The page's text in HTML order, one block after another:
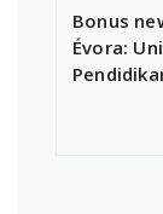
Bonus
Évora: